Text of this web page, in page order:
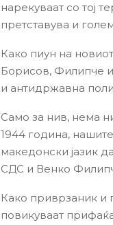
нарекуваат со тој
претставува и
Како пиун на
Борисов, Филипче
и антидржавна
Само за нив, нема
1944 година,
македонски јазик
СДС и Венко
Како приврзаник и
повикуваат